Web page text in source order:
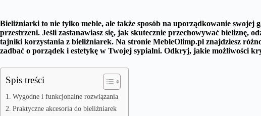
Bieliźniarki to nie tylko meble, ale także sposób na uporządkowanie swojej
przestrzeni. Jeśli zastanawiasz się, jak skutecznie przechowywać bieliznę,
tajniki korzystania z bieliźniarek. Na stronie MebleOlimp.pl znajdziesz
zadbać o porządek i estetykę w Twojej sypialni. Odkryj, jakie możliwości
Spis treści
Wygodne i funkcjonalne rozwiązania
Praktyczne akcesoria do bieliźniarek